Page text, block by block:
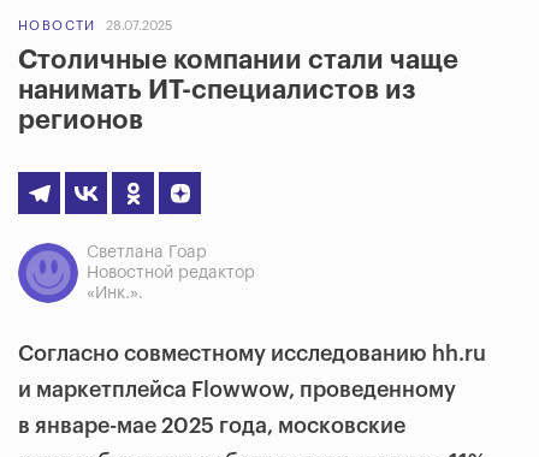
НОВОСТИ 28.07.2025
Столичные компании стали чаще
нанимать ИТ-специалистов из
регионов
Светлана Гоар
Новостной редактор
«Инк.».
Согласно совместному исследованию hh.ru
и маркетплейса Flowwow, проведенному
в январе-мае 2025 года, московские